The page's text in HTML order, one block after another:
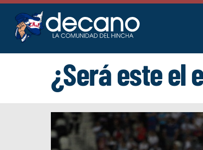
Saltar
contenido
¿Será este el